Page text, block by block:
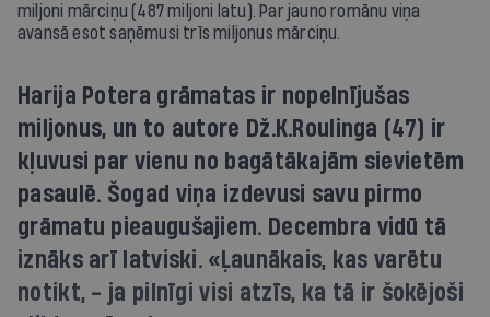
miljoni mārciņu (487 miljoni latu). Par jauno romānu viņa
avansā esot saņēmusi trīs miljonus mārciņu.
Harija Potera grāmatas ir nopelnījušas
miljonus, un to autore Dž.K.Roulinga (47) ir
kļuvusi par vienu no bagātākajām sievietēm
pasaulē. Šogad viņa izdevusi savu pirmo
grāmatu pieaugušajiem. Decembra vidū tā
iznāks arī latviski. «Ļaunākais, kas varētu
notikt, - ja pilnīgi visi atzīs, ka tā ir šokējoši